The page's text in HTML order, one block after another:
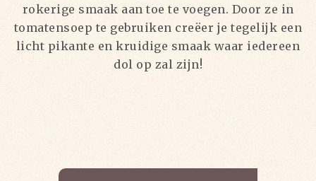
rokerige smaak aan toe te voegen. Door ze in
tomatensoep te gebruiken creëer je tegelijk een
licht pikante en kruidige smaak waar iedereen
dol op zal zijn!